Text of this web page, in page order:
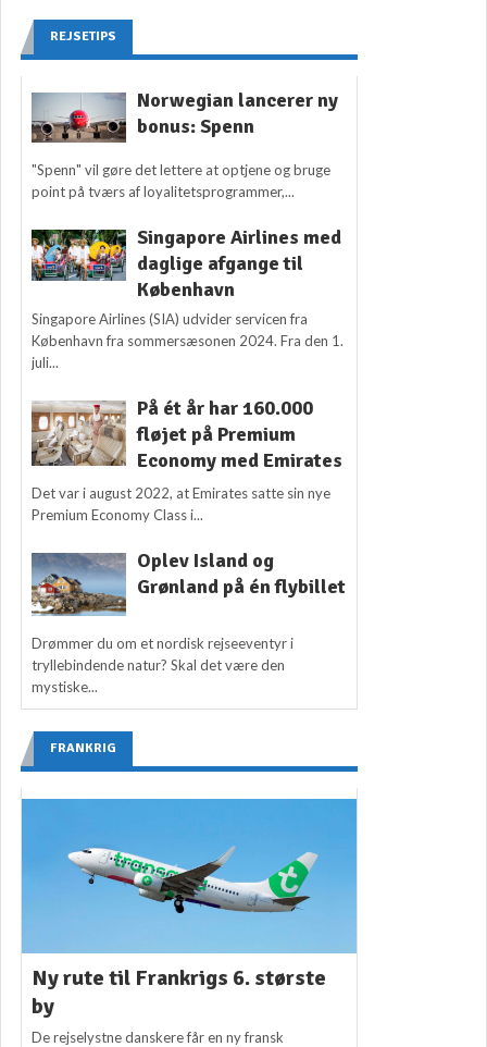
REJSETIPS
Norwegian lancerer ny
bonus: Spenn
"Spenn" vil gøre det lettere at optjene og bruge
point på tværs af loyalitetsprogrammer,...
Singapore Airlines med
daglige afgange til
København
Singapore Airlines (SIA) udvider servicen fra
København fra sommersæsonen 2024. Fra den 1.
juli...
På ét år har 160.000
fløjet på Premium
Economy med Emirates
Det var i august 2022, at Emirates satte sin nye
Premium Economy Class i...
Oplev Island og
Grønland på én flybillet
Drømmer du om et nordisk rejseeventyr i
tryllebindende natur? Skal det være den
mystiske...
FRANKRIG
Ny rute til Frankrigs 6. største
by
De rejselystne danskere får en ny fransk